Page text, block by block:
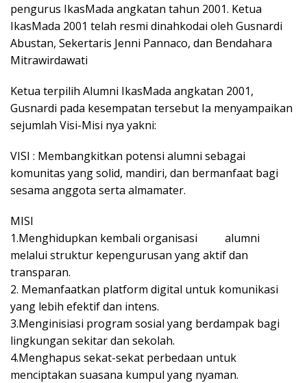
pengurus IkasMada angkatan tahun 2001. Ketua
IkasMada 2001 telah resmi dinahkodai oleh Gusnardi
Abustan, Sekertaris Jenni Pannaco, dan Bendahara
Mitrawirdawati
Ketua terpilih Alumni IkasMada angkatan 2001,
Gusnardi pada kesempatan tersebut Ia menyampaikan
sejumlah Visi-Misi nya yakni:
VISI : Membangkitkan potensi alumni sebagai
komunitas yang solid, mandiri, dan bermanfaat bagi
sesama anggota serta almamater.
MISI
1.Menghidupkan kembali organisasi alumni
melalui struktur kepengurusan yang aktif dan
transparan.
2. ​Memanfaatkan platform digital untuk komunikasi
yang lebih efektif dan intens.
3.​Menginisiasi program sosial yang berdampak bagi
lingkungan sekitar dan sekolah.
4.Menghapus sekat-sekat perbedaan untuk
menciptakan suasana kumpul yang nyaman.